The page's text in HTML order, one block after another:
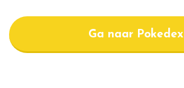
Ga naar Pokedex